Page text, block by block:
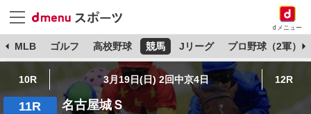
dメニュー
MLB ゴルフ 高校野球 競馬 Jリーグ プロ野球（2軍）
10R 3月19日(日) 2回中京4日 12R
11R 名古屋城Ｓ